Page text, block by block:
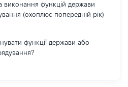
виконання функцій держави
(охоплює попередній рік)
функції держави або